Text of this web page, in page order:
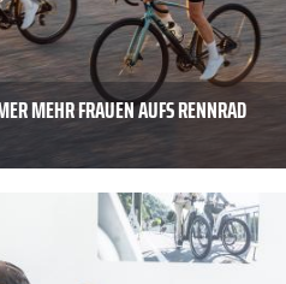
MEHR FRAUEN AUFS RENNRAD